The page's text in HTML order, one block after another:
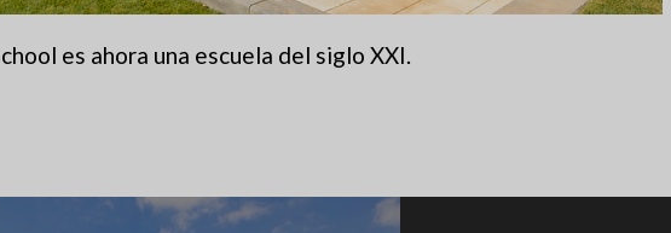
es ahora una escuela del siglo XXI.